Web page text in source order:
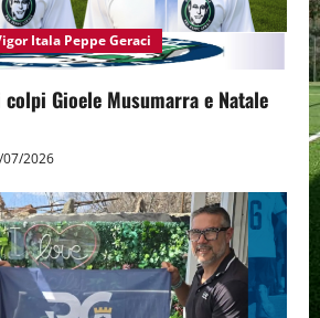
Itala Peppe Geraci
Gioele Musumarra e Natale
2026